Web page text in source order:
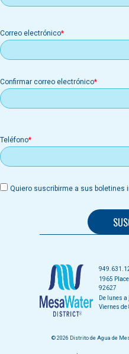
Correo
electrónico
Correo electrónico
Confirmar correo electrónico
Teléfono
Quiero suscribirme a sus boletines
1965
92627
De lunes a
Viernes de
© 2026 Distrito de Agua de